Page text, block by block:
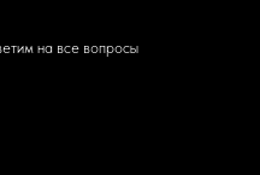
на все вопросы